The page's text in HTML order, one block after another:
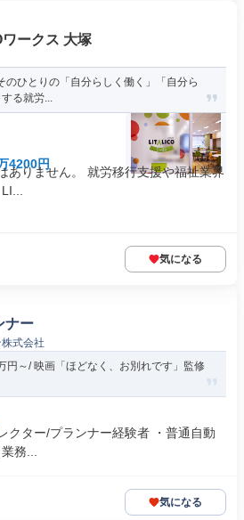
ークス 大塚
のひとりの「自分らしく働く」「自分ら
る就労...
4200円
ありません。 就労移行支援や福祉業界
気になる
ナー
式会社
円～/ 映画「ほどなく、お別れです」監修
クター/プランナー経験者 ・普通自動
務...
気になる